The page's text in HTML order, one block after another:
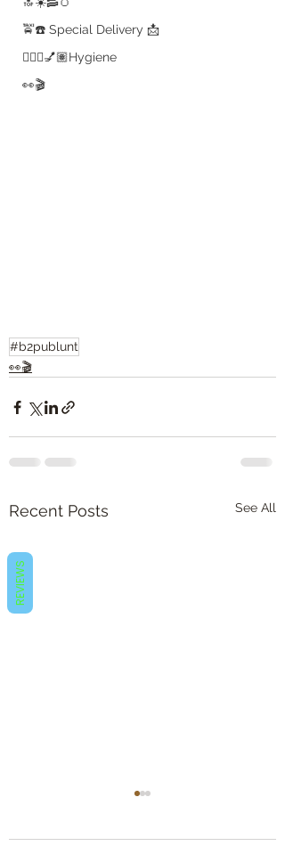
🚖☎️ Special Delivery 📩
💇🏽‍♀️💅🏽Hygiene
👀🎬
#b2publunt
👀🎬
Recent Posts See All
REVIEWS